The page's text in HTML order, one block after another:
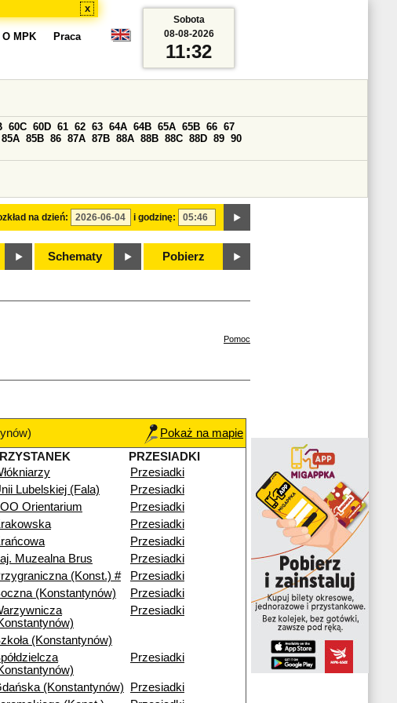
x
O MPK Praca
na dzień: i godzinę:
60C 60D 61 62 63 64A 64B 65A 65B 66 67
85A 85B 86 87A 87B 88A 88B 88C 88D 89 90
Schematy Pobierz
Sobota
08-08-2026
11:32
Pomoc
Pokaż na mapie
PRZESIADKI
Przesiadki
Lubelskiej (Fala)
Przesiadki
Orientarium
Przesiadki
Przesiadki
Przesiadki
Muzealna Brus
Przesiadki
(Konst.) #
Przesiadki
(Konstantynów)
Przesiadki
Przesiadki
(Konstantynów)
Przesiadki
(Konstantynów)
Przesiadki